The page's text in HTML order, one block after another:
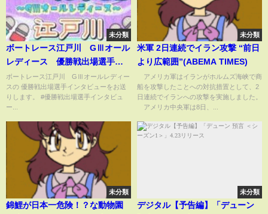
未分類
ボートレース江戸川 GⅢオール
レディース 優勝戦出場選手イ
ンタビュー
ボートレース江戸川 GⅢオールレディー
スの 優勝戦出場選手インタビューをお送
りします。 #優勝戦出場選手インタビュ
ー...
未分類
米軍 2日連続でイラン攻撃 “前日
より広範囲”(ABEMA TIMES)
アメリカ軍はイランがホルムズ海峡で商
船を攻撃したことへの対抗措置として、2
日連続でイランへの攻撃を実施しました。
アメリカ中央軍は8日、...
未分類
錦鯉が日本一危険！？な動物園
未分類
デジタル【予告編】「デューン